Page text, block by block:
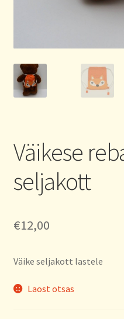
Väikese
seljakott
€12,00
Väike seljakott lastele
Laost otsas